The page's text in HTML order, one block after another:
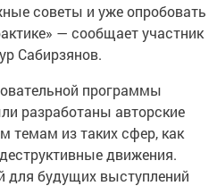
советы и уже опробовать
— сообщает участник
Сабирзянов.
программы
разработаны авторские
темам из таких сфер, как
движения.
для будущих выступлений